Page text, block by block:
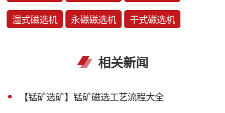
湿式磁选机 永磁磁选机 干式磁选机
相关新闻
【锰矿选矿】锰矿磁选工艺流程大全